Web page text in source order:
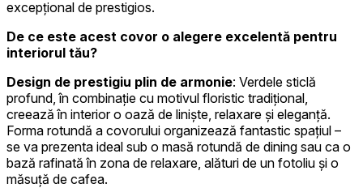
excepțional de prestigios.
De ce este acest covor o alegere excelentă pentru
interiorul tău?
Design de prestigiu plin de armonie: Verdele sticlă
profund, în combinație cu motivul floristic tradițional,
creează în interior o oază de liniște, relaxare și eleganță.
Forma rotundă a covorului organizează fantastic spațiul –
se va prezenta ideal sub o masă rotundă de dining sau ca o
bază rafinată în zona de relaxare, alături de un fotoliu și o
măsuță de cafea.